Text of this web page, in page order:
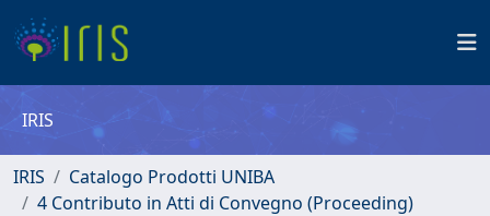
IRIS
IRIS
Catalogo Prodotti UNIBA
4 Contributo in Atti di Convegno (Proceeding)